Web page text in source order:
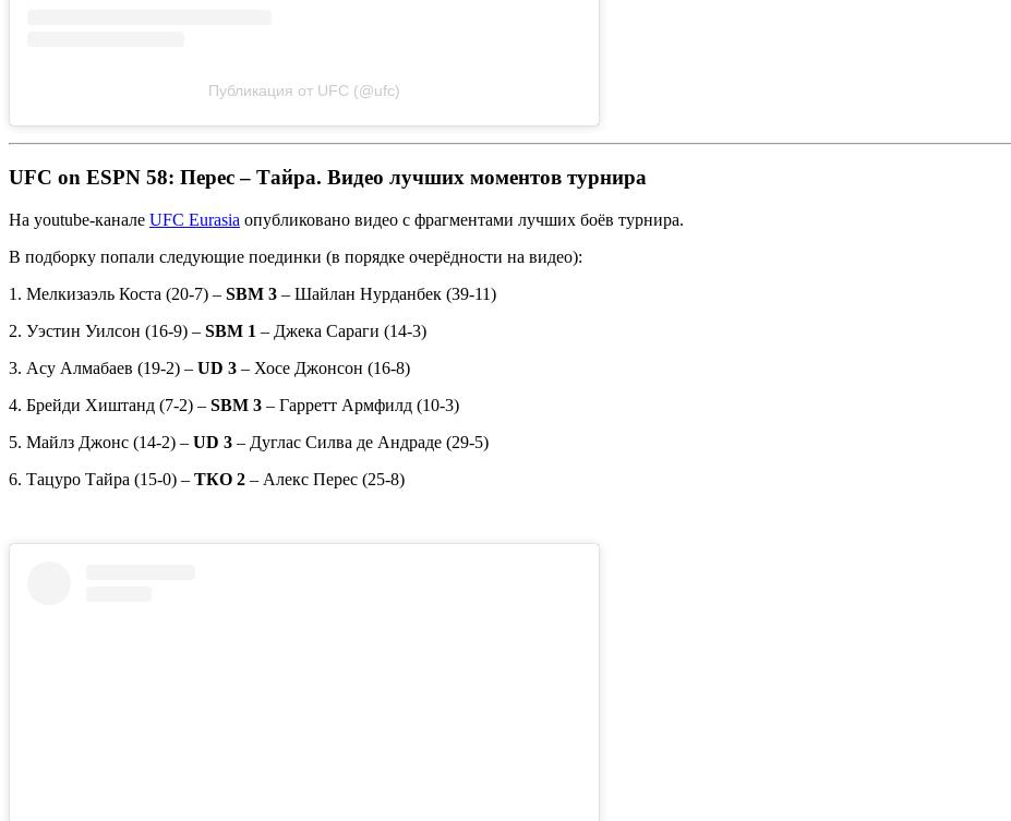
Публикация от UFC (@ufc)
UFC on ESPN 58: Перес – Тайра. Видео лучших моментов турнира
На youtube-канале UFC Eurasia опубликовано видео с фрагментами лучших боёв турнира.
В подборку попали следующие поединки (в порядке очерёдности на видео):
1. Мелкизаэль Коста (20-7) – SBM 3 – Шайлан Нурданбек (39-11)
2. Уэстин Уилсон (16-9) – SBM 1 – Джека Сараги (14-3)
3. Асу Алмабаев (19-2) – UD 3 – Хосе Джонсон (16-8)
4. Брейди Хиштанд (7-2) – SBM 3 – Гарретт Армфилд (10-3)
5. Майлз Джонс (14-2) – UD 3 – Дуглас Силва де Андраде (29-5)
6. Тацуро Тайра (15-0) – ТКО 2 – Алекс Перес (25-8)